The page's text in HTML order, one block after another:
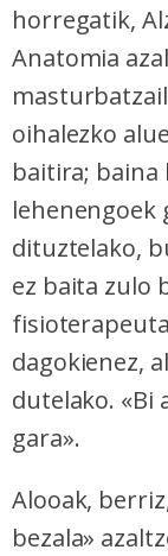
horregatik,
Anatomia
oihalezko
baitira; baina
lehenengoek
dituztelako,
ez baita zulo
dagokienez,
dutelako. «Bi
gara».
Alooak,
bezala»